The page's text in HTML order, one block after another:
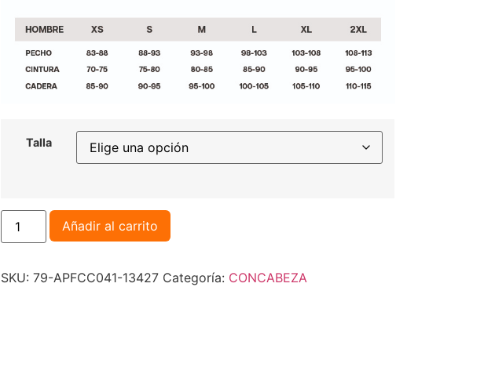
Talla
Añadir al carrito
SKU: 79-APFCC041-13427 Categoría: CONCABEZA